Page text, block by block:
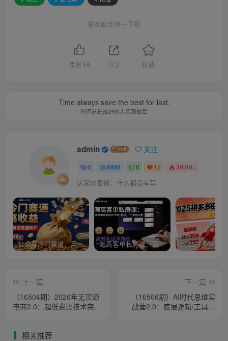
喜欢就支持一下吧
点赞 58 分享 收藏
Time always save the best for last.
时间总把最好的人留到最后
admin 关注
0 8889 0 15 393W+
这家伙很懒，什么都没有写...
公众号冷门赛道，用AI做情感漫画，7天开通流量主，操作简单，小白可玩 淘高客单私房课：高客单成交的3个核心基础，1个实操法宝
上一篇
（16504期）2026年无货源
电商2.0：超低费比技术突破
下一篇
（16506期）AI时代思维实
战营2.0：底层逻辑/工具实
相关推荐